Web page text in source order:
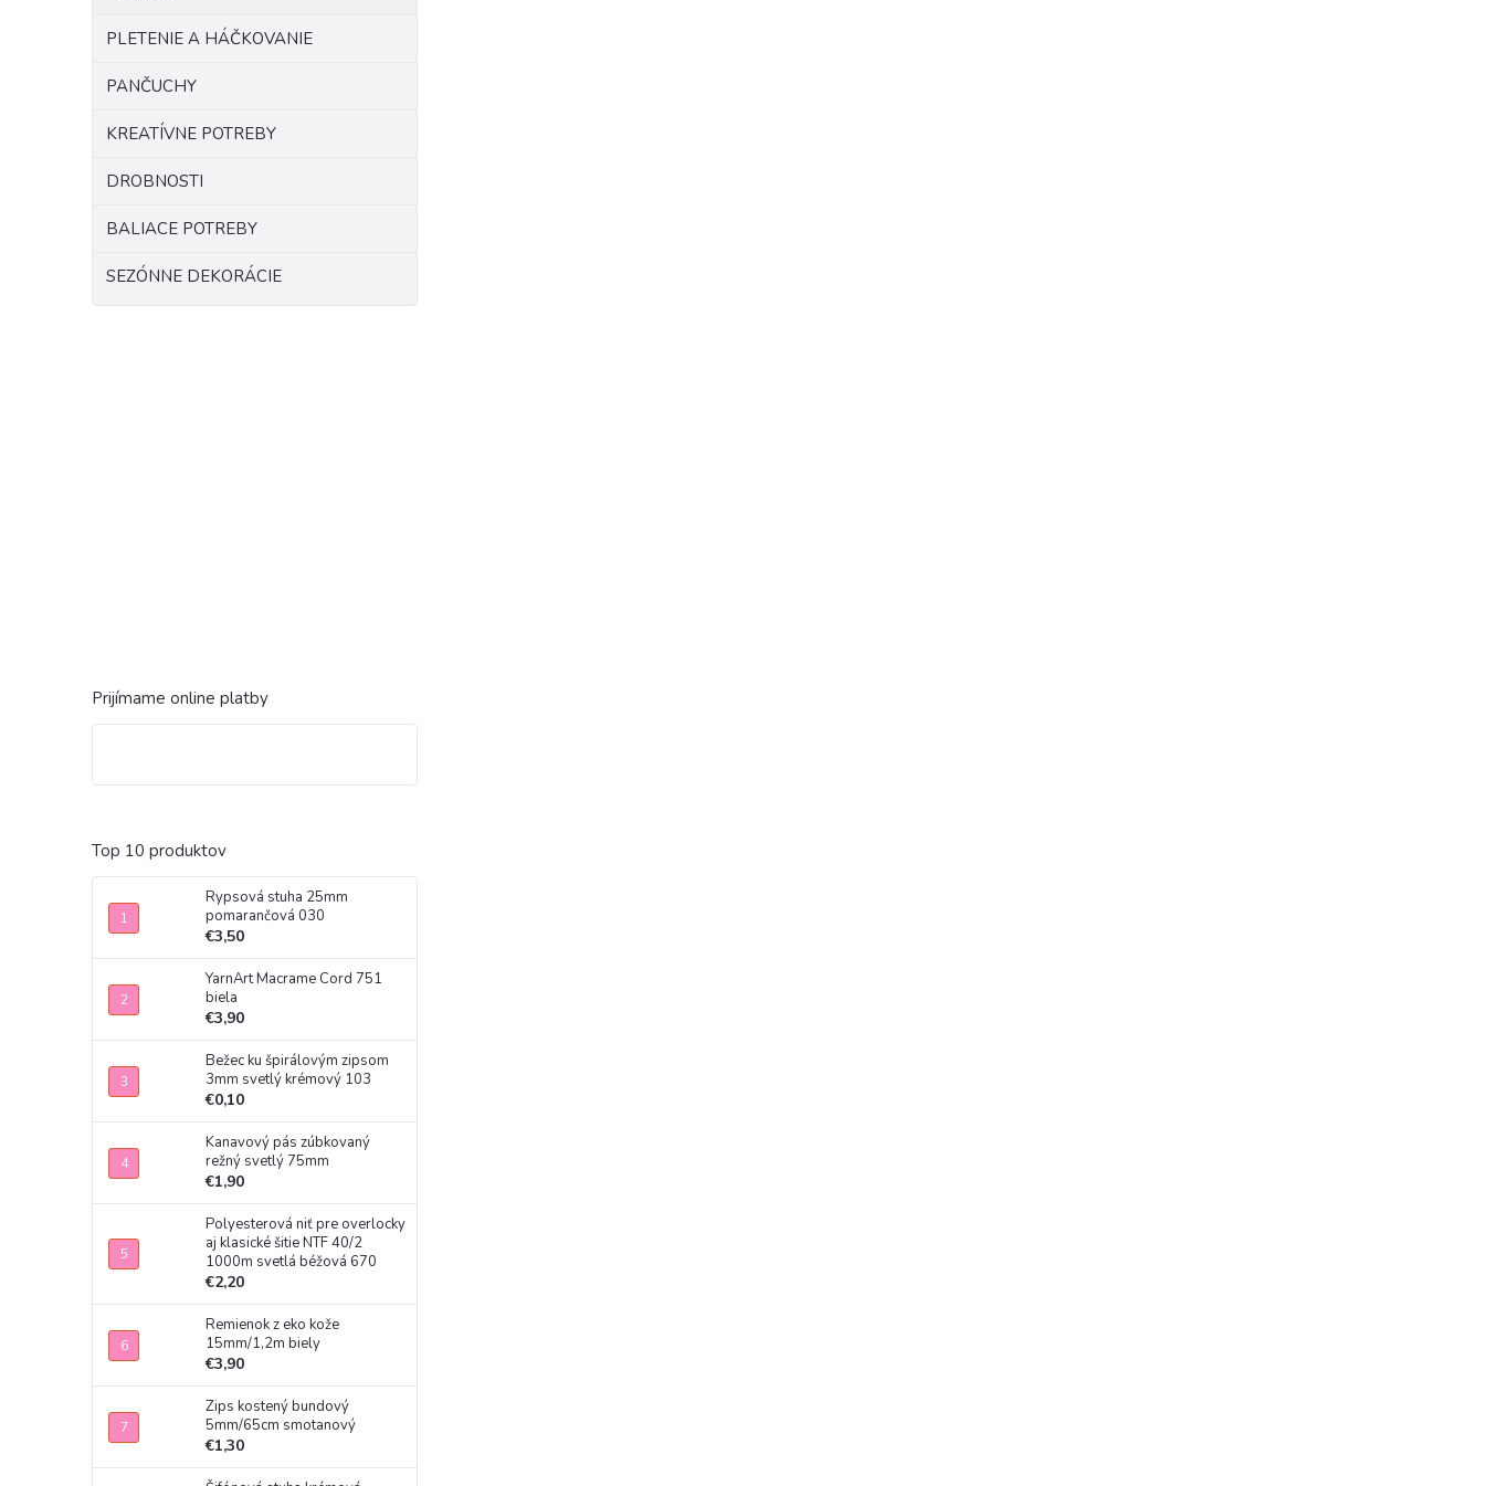
PLETENIE A HÁČKOVANIE
PANČUCHY
KREATÍVNE POTREBY
DROBNOSTI
BALIACE POTREBY
SEZÓNNE DEKORÁCIE
Prijímame online platby
Top 10 produktov
Rypsová stuha 25mm
pomarančová 030
€3,50
YarnArt Macrame Cord 751
biela
€3,90
Bežec ku špirálovým zipsom
3mm svetlý krémový 103
€0,10
Kanavový pás zúbkovaný
režný svetlý 75mm
€1,90
Polyesterová niť pre overlocky
aj klasické šitie NTF 40/2
1000m svetlá béžová 670
€2,20
Remienok z eko kože
15mm/1,2m biely
€3,90
Zips kostený bundový
5mm/65cm smotanový
€1,30